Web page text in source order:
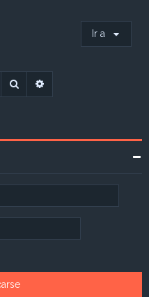
Ir a
Buscar